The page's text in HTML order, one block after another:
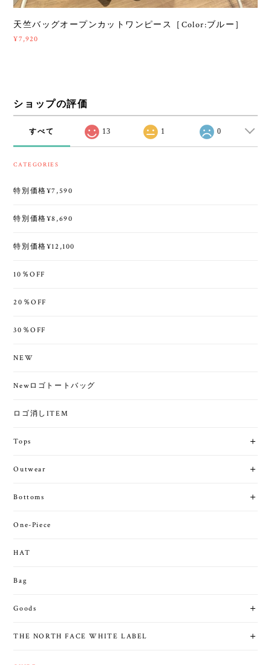
天竺バッグオープンカットワンピース［Color:ブルー］
¥7,920
ショップの評価
すべて 13 1 0
CATEGORIES
特別価格¥7,590
特別価格¥8,690
特別価格¥12,100
10％OFF
20％OFF
30％OFF
NEW
Newロゴトートバッグ
ロゴ消しITEM
Tops
Outwear
Bottoms
One-Piece
HAT
Bag
Goods
THE NORTH FACE WHITE LABEL